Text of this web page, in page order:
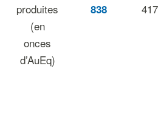
produites
(en
onces
d’AuEq)
838
417